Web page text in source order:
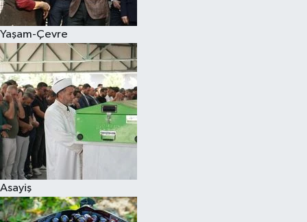
Yaşam-Çevre
Asayiş
Siyaset
Teknoloji
Televizyon
Yaşam-Çevre